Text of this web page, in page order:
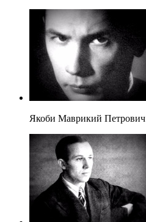
Якоби Маврикий Петрович